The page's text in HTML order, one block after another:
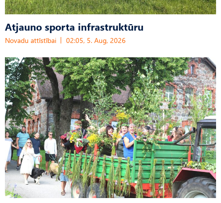
Atjauno sporta infrastruktūru
Novadu attīstībai 02:05, 5. Aug, 2026